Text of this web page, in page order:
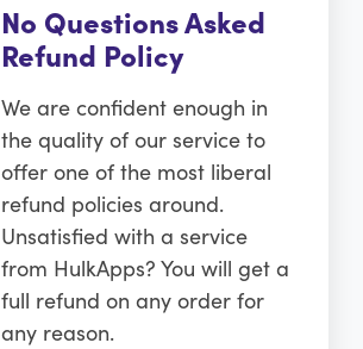
No Questions Asked
Refund Policy
We are confident enough in
the quality of our service to
offer one of the most liberal
refund policies around.
Unsatisfied with a service
from HulkApps? You will get a
full refund on any order for
any reason.